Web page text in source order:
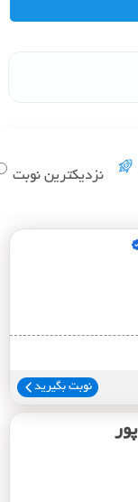
نزدیکترین نوبت
نوبت بگیرید